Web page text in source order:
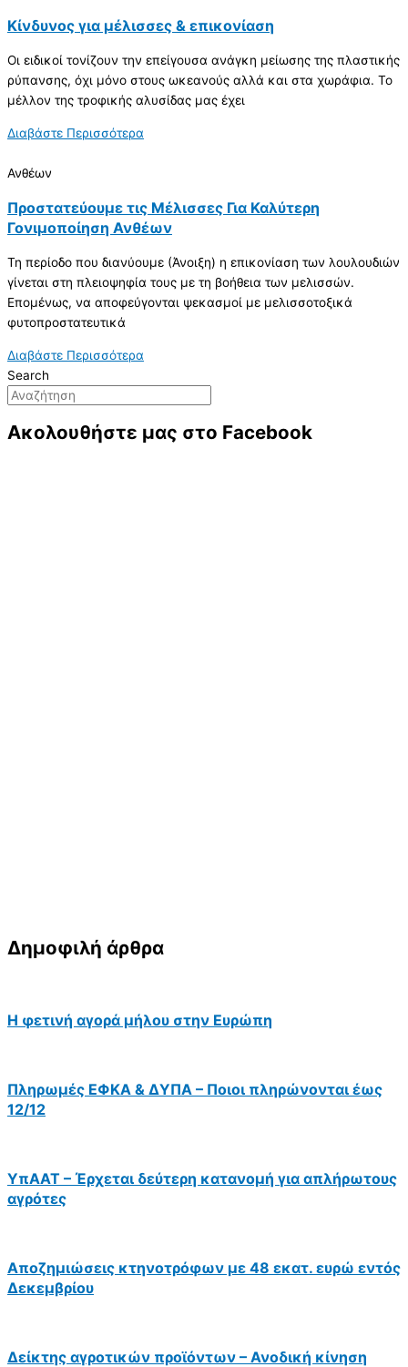
Κίνδυνος για μέλισσες & επικονίαση
Οι ειδικοί τονίζουν την επείγουσα ανάγκη μείωσης της πλαστικής
ρύπανσης, όχι μόνο στους ωκεανούς αλλά και στα χωράφια. Το
μέλλον της τροφικής αλυσίδας μας έχει
Διαβάστε Περισσότερα
Ανθέων
Προστατεύουμε τις Μέλισσες Για Καλύτερη
Γονιμοποίηση Ανθέων
Τη περίοδο που διανύουμε (Άνοιξη) η επικονίαση των λουλουδιών
γίνεται στη πλειοψηφία τους με τη βοήθεια των μελισσών.
Επομένως, να αποφεύγονται ψεκασμοί με μελισσοτοξικά
φυτοπροστατευτικά
Διαβάστε Περισσότερα
Search
Ακολουθήστε μας στο Facebook
Δημοφιλή άρθρα
Η φετινή αγορά μήλου στην Ευρώπη
Πληρωμές ΕΦΚΑ & ΔΥΠΑ – Ποιοι πληρώνονται έως
12/12
ΥπΑΑΤ – Έρχεται δεύτερη κατανομή για απλήρωτους
αγρότες
Αποζημιώσεις κτηνοτρόφων με 48 εκατ. ευρώ εντός
Δεκεμβρίου
Δείκτης αγροτικών προϊόντων – Ανοδική κίνηση